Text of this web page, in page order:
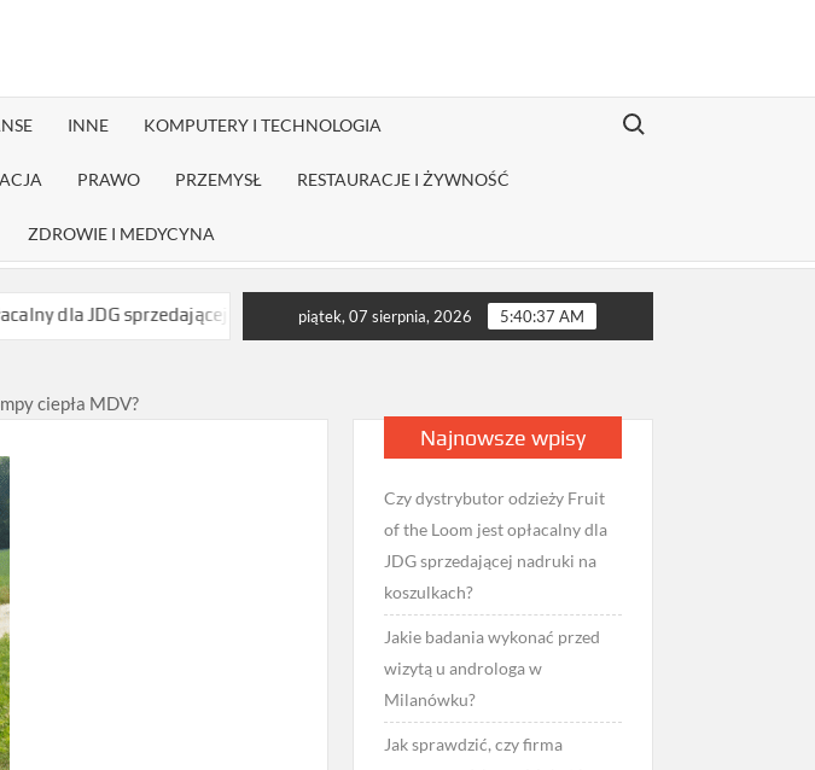
INNE KOMPUTERY I TECHNOLOGIA
PRAWO PRZEMYSŁ RESTAURACJE I ŻYWNOŚĆ
ZDROWIE I MEDYCYNA
Search for:
sprzedającej nadruki na koszulkach? Jakie badania wykonać przed wizytą u androloga w
piątek, 07 sierpnia, 2026 5:40:38 AM
ciepła MDV?
Najnowsze wpisy
Czy dystrybutor odzieży Fruit
of the Loom jest opłacalny dla
JDG sprzedającej nadruki na
koszulkach?
Jakie badania wykonać przed
wizytą u androloga w
Milanówku?
Jak sprawdzić, czy firma